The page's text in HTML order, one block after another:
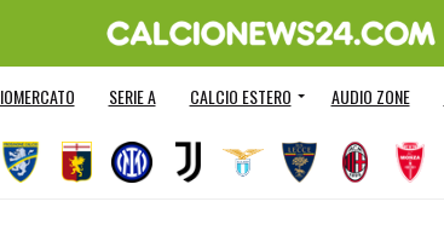
SERIE A CALCIO ESTERO AUDIO ZONE